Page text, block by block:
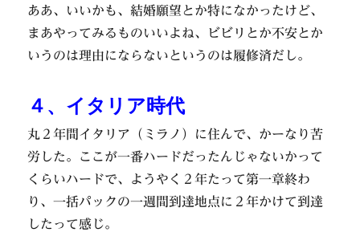
ああ、いいかも、結婚願望とか特になかったけど、
まあやってみるものいいよね、ビビリとか不安とか
いうのは理由にならないというのは履修済だし。
４、イタリア時代
丸２年間イタリア（ミラノ）に住んで、かーなり苦
労した。ここが一番ハードだったんじゃないかって
くらいハードで、ようやく２年たって第一章終わ
り、一括パックの一週間到達地点に２年かけて到達
したって感じ。